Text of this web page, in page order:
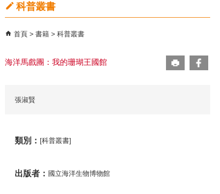
科普叢書
首頁 書籍 科普叢書
海洋馬戲團：我的珊瑚王國館
張淑賢
類別： [科普叢書]
出版者： 國立海洋生物博物館